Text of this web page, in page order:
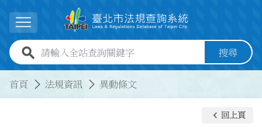
展開選單
全站查詢關鍵字欄位 搜尋
首頁 法規資訊 異動條文
keyboard_arrow_left 回上頁